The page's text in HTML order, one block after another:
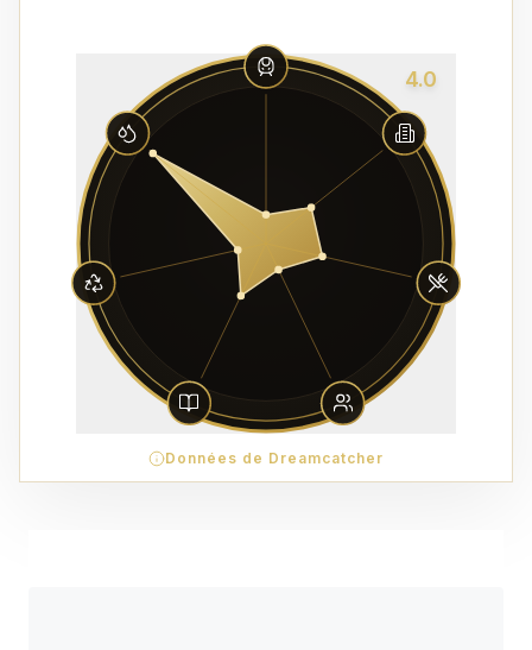
4.0
Données de Dreamcatcher